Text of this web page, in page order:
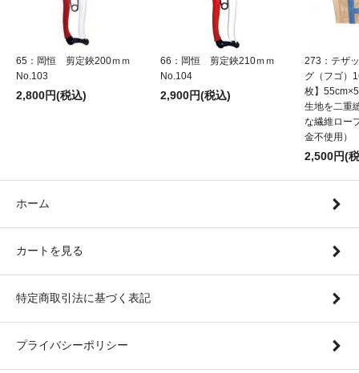
65：岡恒 剪定鋏200ｍｍ
No.103
2,800円(税込)
66：岡恒 剪定鋏210ｍｍ
No.104
2,900円(税込)
273：テザ
グ（フゴ）
枚】
生地を二重
な繊維ロー
金不使用）
2,500円(
ホーム
カートを見る
特定商取引法に基づく表記
プライバシーポリシー